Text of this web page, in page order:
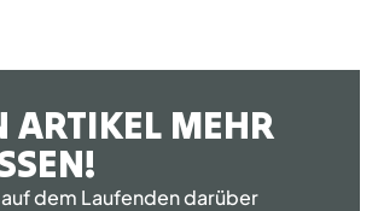
ARTIKEL MEHR
dem Laufenden darüber